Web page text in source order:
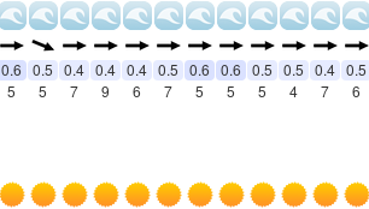
0.6 0.5 0.4 0.4 0.4 0.5 0.6 0.6 0.5 0.5 0.4 0.5
5 5 7 9 6 7 5 5 5 4 7 6